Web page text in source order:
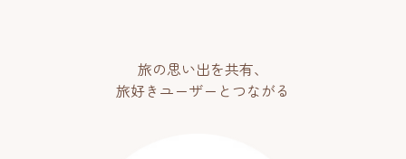
旅の思い出を共有、
旅好きユーザーとつながる